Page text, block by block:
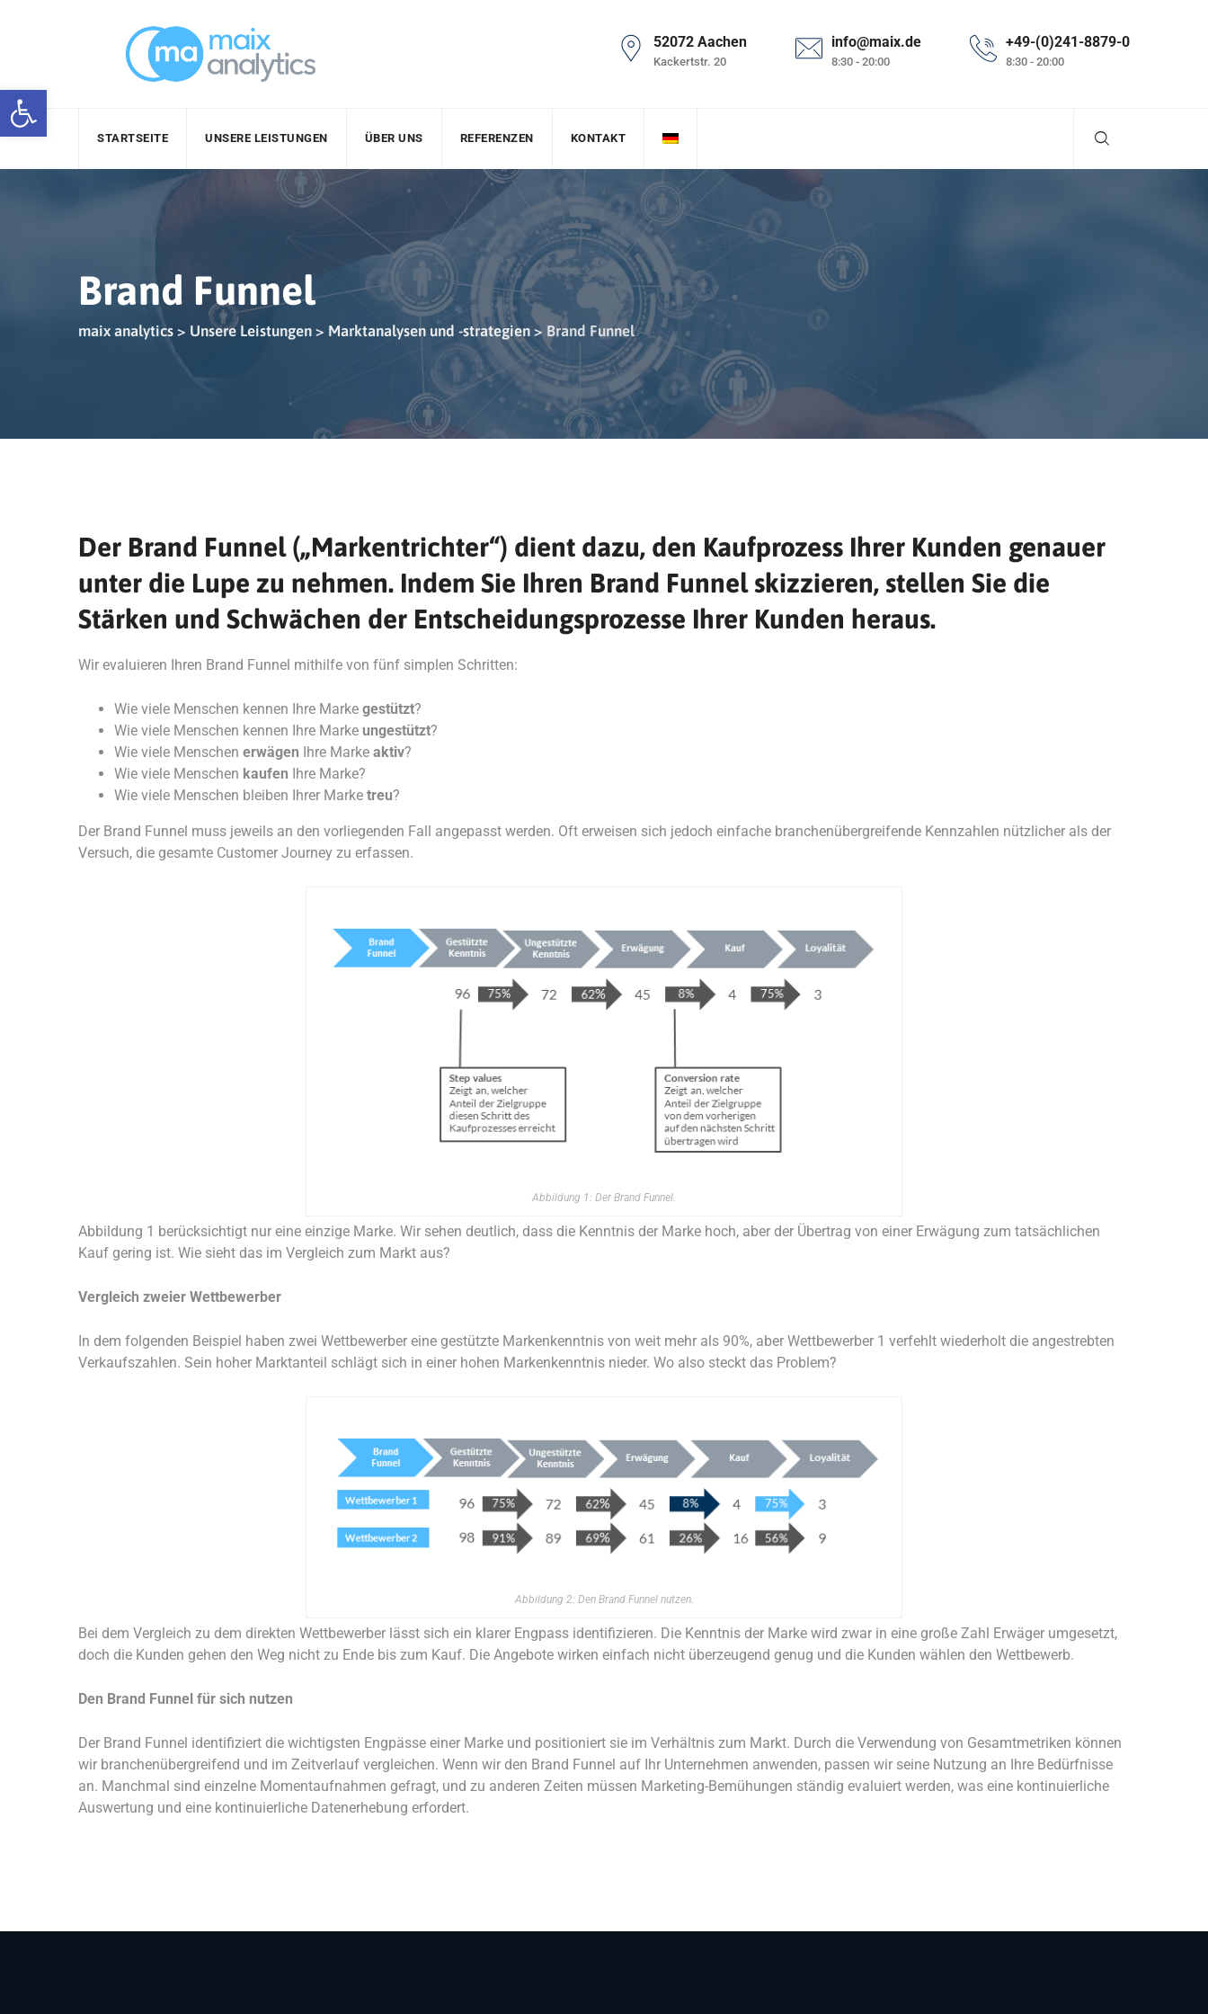
Werkzeugleiste öffnen
52072 Aachen
Kackertstr. 20
info@maix.de
8:30 - 20:00
+49-(0)241-8879-0
8:30 - 20:00
STARTSEITE UNSERE LEISTUNGEN ÜBER UNS REFERENZEN KONTAKT
Brand Funnel
maix analytics > Unsere Leistungen > Marktanalysen und -strategien > Brand Funnel
Der Brand Funnel („Markentrichter“) dient dazu, den Kaufprozess Ihrer Kunden genauer
unter die Lupe zu nehmen. Indem Sie Ihren Brand Funnel skizzieren, stellen Sie die
Stärken und Schwächen der Entscheidungsprozesse Ihrer Kunden heraus.
Wir evaluieren Ihren Brand Funnel mithilfe von fünf simplen Schritten:
Wie viele Menschen kennen Ihre Marke gestützt?
Wie viele Menschen kennen Ihre Marke ungestützt?
Wie viele Menschen erwägen Ihre Marke aktiv?
Wie viele Menschen kaufen Ihre Marke?
Wie viele Menschen bleiben Ihrer Marke treu?
Der Brand Funnel muss jeweils an den vorliegenden Fall angepasst werden. Oft erweisen sich jedoch einfache branchenübergreifende Kennzahlen nützlicher als der
Versuch, die gesamte Customer Journey zu erfassen.
Abbildung 1: Der Brand Funnel.
Abbildung 1 berücksichtigt nur eine einzige Marke. Wir sehen deutlich, dass die Kenntnis der Marke hoch, aber der Übertrag von einer Erwägung zum tatsächlichen
Kauf gering ist. Wie sieht das im Vergleich zum Markt aus?
Vergleich zweier Wettbewerber
In dem folgenden Beispiel haben zwei Wettbewerber eine gestützte Markenkenntnis von weit mehr als 90%, aber Wettbewerber 1 verfehlt wiederholt die angestrebten
Verkaufszahlen. Sein hoher Marktanteil schlägt sich in einer hohen Markenkenntnis nieder. Wo also steckt das Problem?
Abbildung 2: Den Brand Funnel nutzen.
Bei dem Vergleich zu dem direkten Wettbewerber lässt sich ein klarer Engpass identifizieren. Die Kenntnis der Marke wird zwar in eine große Zahl Erwäger umgesetzt,
doch die Kunden gehen den Weg nicht zu Ende bis zum Kauf. Die Angebote wirken einfach nicht überzeugend genug und die Kunden wählen den Wettbewerb.
Den Brand Funnel für sich nutzen
Der Brand Funnel identifiziert die wichtigsten Engpässe einer Marke und positioniert sie im Verhältnis zum Markt. Durch die Verwendung von Gesamtmetriken können
wir branchenübergreifend und im Zeitverlauf vergleichen. Wenn wir den Brand Funnel auf Ihr Unternehmen anwenden, passen wir seine Nutzung an Ihre Bedürfnisse
an. Manchmal sind einzelne Momentaufnahmen gefragt, und zu anderen Zeiten müssen Marketing-Bemühungen ständig evaluiert werden, was eine kontinuierliche
Auswertung und eine kontinuierliche Datenerhebung erfordert.